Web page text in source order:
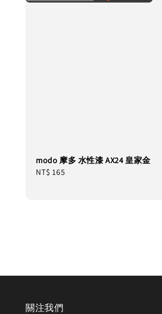
modo 摩多 水性漆 AX24 皇家金
Regular
NT$ 165
關注我們